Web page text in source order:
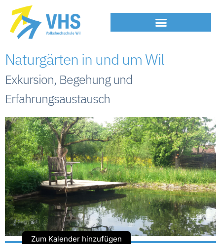
Naturgärten in und um Wil
Exkursion, Begehung und
Erfahrungsaustausch
Zum Kalender hinzufügen